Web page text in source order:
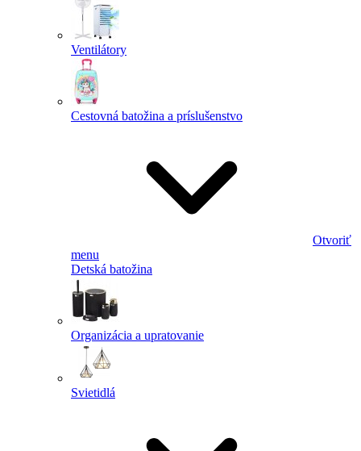
Ventilátory
Cestovná batožina a príslušenstvo
Otvoriť
menu
Detská batožina
Organizácia a upratovanie
Svietidlá